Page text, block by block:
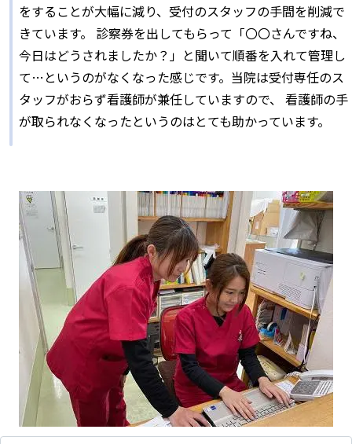
をすることが大幅に減り、受付のスタッフの手間を削減で
きています。 診察券を出してもらって「〇〇さんですね、
今日はどうされましたか？」と聞いて順番を入れて管理し
て…というのがなくなった感じです。当院は受付専任のス
タッフがおらず看護師が兼任していますので、 看護師の手
が取られなくなったというのはとても助かっています。